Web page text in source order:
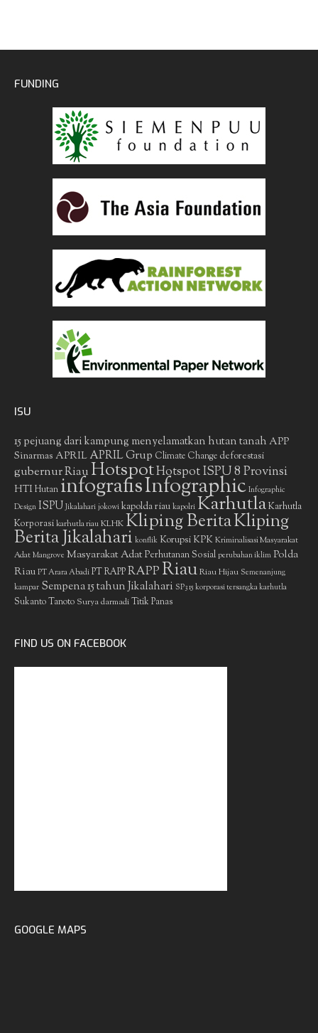
FUNDING
ISU
15 pejuang dari kampung menyelamatkan hutan tanah APP
Sinarmas APRIL APRIL Grup Climate Change deforestasi
gubernur RiauHotspotHotspot ISPU 8 Provinsi
HTIHutan infografisInfographic Infographic
Design ISPU Jikalahari jokowi kapolda riau kapolri KarhutlaKarhutla
Korporasikarhutla riauKLHKKliping BeritaKliping
Berita Jikalahari konflik Korupsi KPKKriminalisasi Masyarakat
Adat Mangrove Masyarakat AdatPerhutanan Sosial perubahan iklim Polda
Riau PT Arara Abadi PT RAPPRAPPRiauRiau Hijau Semenanjung
kampar Sempena 15 tahun Jikalahari SP3 15 korporasi tersangka karhutla
Sukanto Tanoto Surya darmadiTitik Panas
FIND US ON FACEBOOK
GOOGLE MAPS